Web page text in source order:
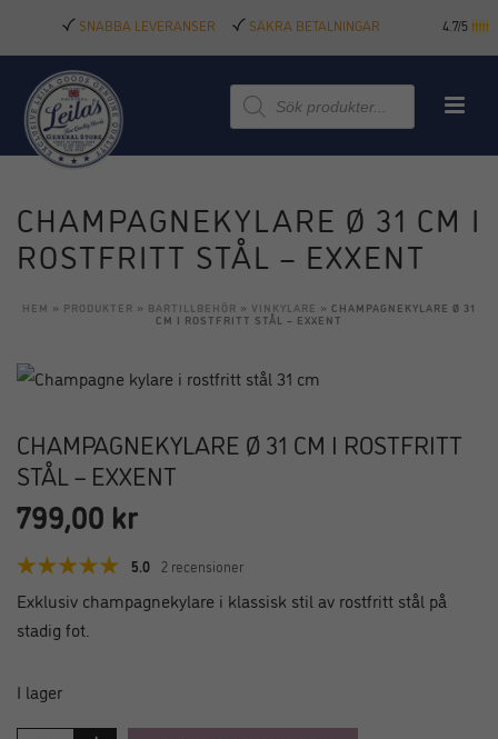
SNABBA LEVERANSER SÄKRA BETALNINGAR 4.7/5
Produktsökning
CHAMPAGNEKYLARE Ø 31 CM I
ROSTFRITT STÅL – EXXENT
HEM » PRODUKTER » BARTILLBEHÖR » VINKYLARE » CHAMPAGNEKYLARE Ø 31
CM I ROSTFRITT STÅL – EXXENT
CHAMPAGNEKYLARE Ø 31 CM I ROSTFRITT
STÅL – EXXENT
799,00 kr
5.0 2 recensioner
Exklusiv champagnekylare i klassisk stil av rostfritt stål på
stadig fot.
I lager